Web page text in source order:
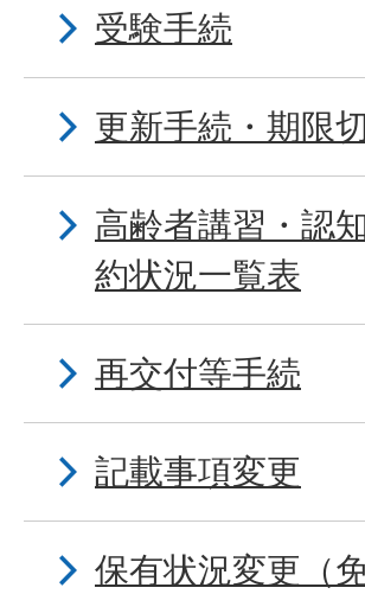
受験手続
更新手続・期限
高齢者講習・認
約状況一覧表
再交付等手続
記載事項変更
保有状況変更（